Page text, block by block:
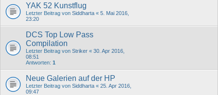
YAK 52 Kunstflug
Letzter Beitrag von Siddharta « 5. Mai 2016,
23:20
DCS Top Low Pass
Compilation
Letzter Beitrag von Striker « 30. Apr 2016,
08:51
Antworten: 1
Neue Galerien auf der HP
Letzter Beitrag von Siddharta « 25. Apr 2016,
09:47